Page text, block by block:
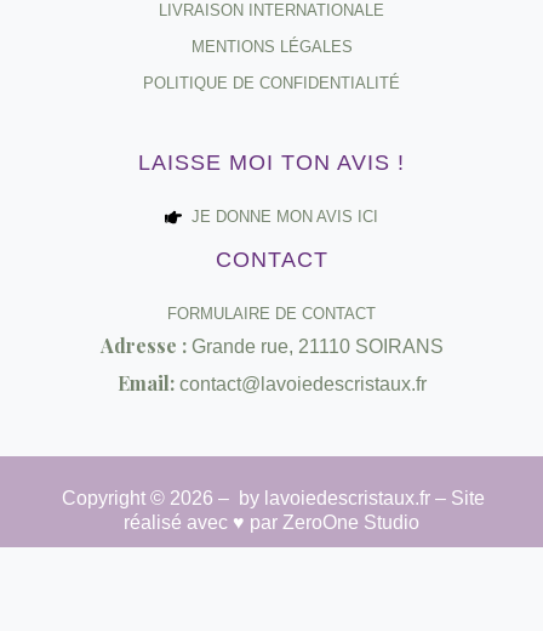
LIVRAISON INTERNATIONALE
MENTIONS LÉGALES
POLITIQUE DE CONFIDENTIALITÉ
LAISSE MOI TON AVIS !
JE DONNE MON AVIS ICI
CONTACT
FORMULAIRE DE CONTACT
Adresse : Grande rue, 21110 SOIRANS
Email:contact@lavoiedescristaux.fr
Copyright © 2026 – by lavoiedescristaux.fr – Site
réalisé avec ♥ par ZeroOne Studio